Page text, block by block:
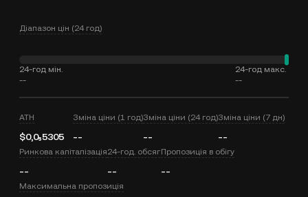
Діапазон цін (24 год)
24-год мін.
--
24-год макс.
--
ATH
$0,0₅5305
Зміна ціни (1 год)
--
Зміна ціни (24 год)
--
Зміна ціни (7 дн)
--
Ринкова капіталізація
--
24-год. обсяг
--
Пропозиція в обігу
--
Максимальна пропозиція